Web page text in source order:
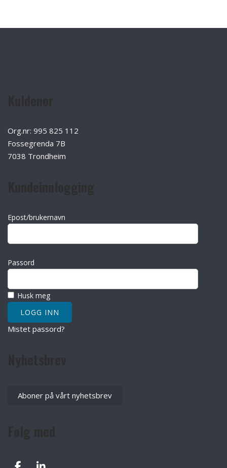
Org.nr: 995 825 112
Fossegrenda 7B
7038 Trondheim
Epost/brukernavn
Passord
Husk meg
Mistet passord?
Aboner på vårt nyhetsbrev